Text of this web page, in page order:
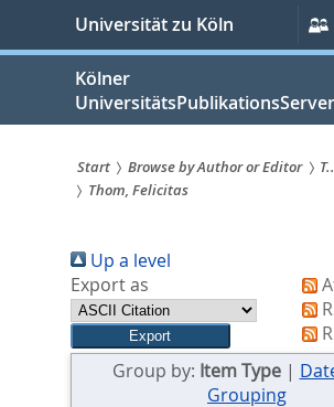
springen
Universität zu Köln
Kölner
UniversitätsPublikationsServer
Sie
sind
hier:
Start Browse by Author or Editor
Thom, Felicitas
Up a level
Export as
Group by: Item Type|
Grouping